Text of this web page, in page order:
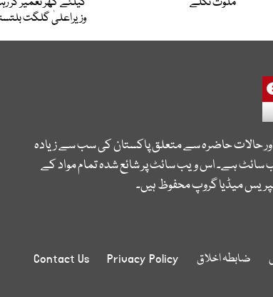
وزیراعلیٰ گلگت
حالات حاضرہ سے متعلق پاکستان کی سب سے زیادہ
سائٹ ہے۔ اس ویب سائٹ پر شائع شدہ تمام مواد کے
میڈیا گروپ محفوظ ہیں۔
ضابطہ اخلاق Privacy Policy
Contact Us